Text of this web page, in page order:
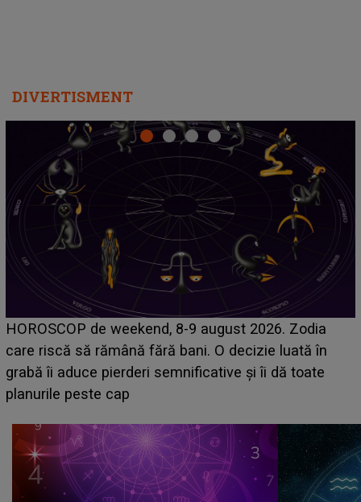
DIVERTISMENT
Emanuel a ținut ACEST DETALIU ASCUNS până
acum! În fața Alexandrei, concurentul din Casa Iubirii
face o MĂRTURISIRE NEAȘTEPTATĂ despre mama
sa: "I-am spus și ei în față, eu nu te iubesc pentru